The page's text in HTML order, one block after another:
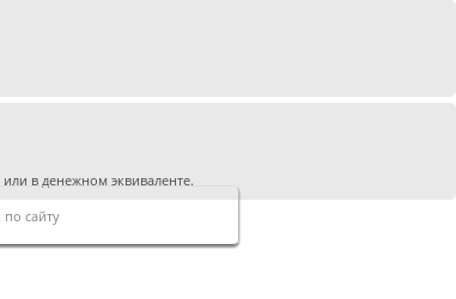
в денежном эквиваленте.